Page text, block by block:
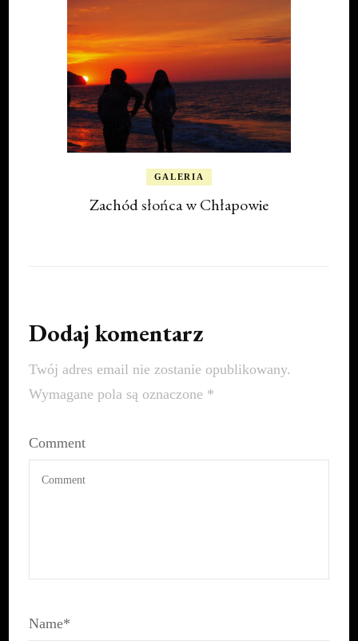
GALERIA
Zachód słońca w Chłapowie
Dodaj komentarz
Twój adres email nie zostanie opublikowany.
Wymagane pola są oznaczone *
Comment
Name*